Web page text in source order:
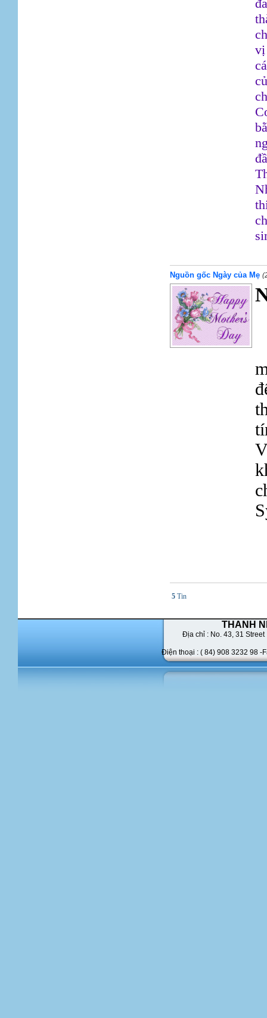
vị
Nguồn gốc Ngày của Mẹ
5 Tin
THANH
Địa chỉ : No. 43, 31 Street
Điện thoại : ( 84) 908 3232 98 -